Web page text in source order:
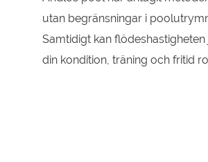
utan begränsningar i
Samtidigt kan
din kondition, träning och fritid